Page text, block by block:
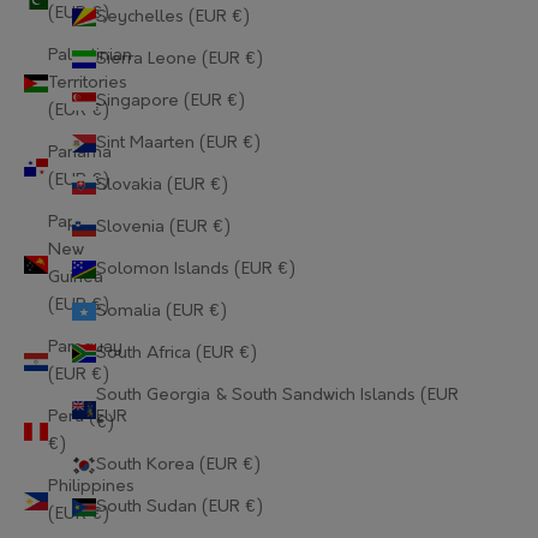
(EUR €)
Palestinian
Territories
(EUR €)
Panama
(EUR €)
Papua
New
Guinea
(EUR €)
Paraguay
(EUR €)
Peru (EUR
€)
Philippines
(EUR €)
Seychelles (EUR €)
Sierra Leone (EUR €)
Singapore (EUR €)
Sint Maarten (EUR €)
Slovakia (EUR €)
Slovenia (EUR €)
Solomon Islands (EUR €)
Somalia (EUR €)
South Africa (EUR €)
South Georgia & South Sandwich Islands (EUR
€)
South Korea (EUR €)
South Sudan (EUR €)
Gabon (EUR €)
Gambia (EUR €)
Georgia (EUR €)
Germany (EUR €)
Gibraltar (EUR €)
Greece (EUR €)
Greenland (EUR €)
Grenada (EUR €)
Guadeloupe (EUR €)
Guatemala (EUR €)